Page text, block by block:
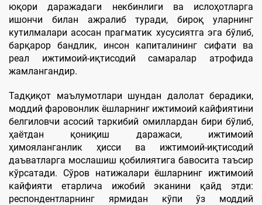
юқори даражадаги некбинлиги ва ислоҳотларга
ишончи билан ажралиб туради, бироқ уларнинг
кутилмалари асосан прагматик хусусиятга эга бўлиб,
барқарор бандлик, инсон капиталининг сифати ва
реал ижтимоий-иқтисодий самаралар атрофида
жамлангандир.
Тадқиқот маълумотлари шундан далолат берадики,
моддий фаровонлик ёшларнинг ижтимоий кайфиятини
белгиловчи асосий таркибий омиллардан бири бўлиб,
ҳаётдан қониқиш даражаси, ижтимоий
ҳимояланганлик ҳисси ва ижтимоий-иқтисодий
даъватларга мослашиш қобилиятига бавосита таъсир
кўрсатади. Сўров натижалари ёшларнинг ижтимоий
кайфияти етарлича ижобий эканини қайд этди:
респондентларнинг ярмидан кўпи ўз моддий